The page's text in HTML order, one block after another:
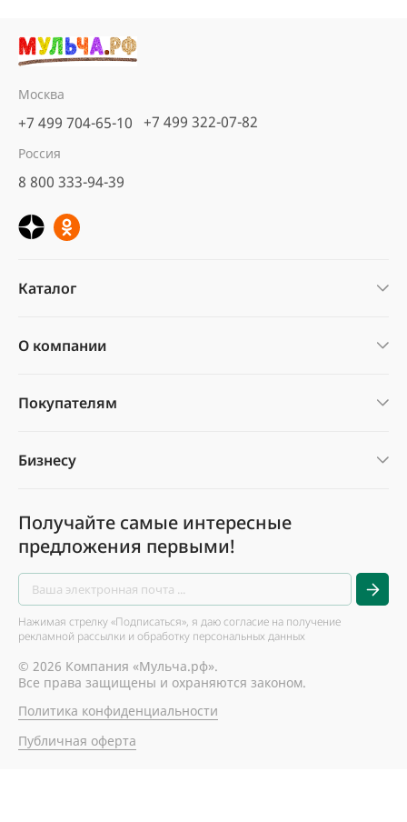
Москва
+7 499 704-65-10 +7 499 322-07-82
Россия
8 800 333-94-39
Каталог
О компании
Покупателям
Бизнесу
Получайте самые интересные
предложения первыми!
Нажимая стрелку «Подписаться», я даю согласие на получение
рекламной рассылки и обработку персональных данных
© 2026 Компания «Мульча.рф».
Все права защищены и охраняются законом.
Политика конфиденциальности
Публичная оферта